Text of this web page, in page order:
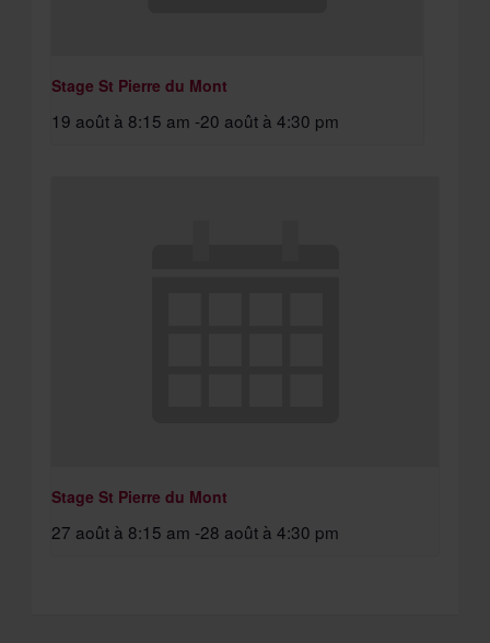
Stage St Pierre du Mont
19 août à 8:15 am -20 août à 4:30 pm
Stage St Pierre du Mont
27 août à 8:15 am -28 août à 4:30 pm